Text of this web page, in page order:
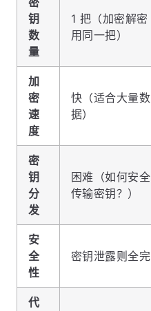
钥
数
量
1 把（加密解密
用同一把）
加
密
速
度
快（适合大量数
据）
密
钥
分
发
困难（如何安全
传输密钥？）
安
全
性
密钥泄露则全完
代